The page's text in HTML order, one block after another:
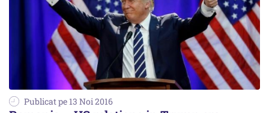
Publicat pe 13 Noi 2016